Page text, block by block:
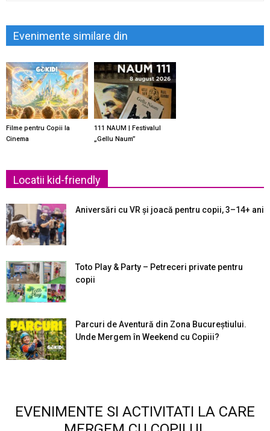
Evenimente similare din
Filme pentru Copii la
Cinema
111 NAUM | Festivalul
„Gellu Naum”
Locatii kid-friendly
Aniversări cu VR și joacă pentru copii, 3–14+ ani
Toto Play & Party – Petreceri private pentru
copii
Parcuri de Aventură din Zona Bucureştiului.
Unde Mergem în Weekend cu Copiii?
EVENIMENTE SI ACTIVITATI LA CARE